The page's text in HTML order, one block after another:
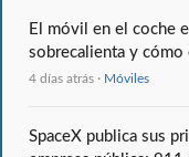
El móvil en el coche
sobrecalienta y cómo
4 días atrás · Móviles
SpaceX publica sus